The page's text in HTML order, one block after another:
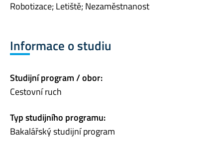
Robotizace; Letiště; Nezaměstnanost
Informace o studiu
Studijní program / obor:
Cestovní ruch
Typ studijního programu:
Bakalářský studijní program